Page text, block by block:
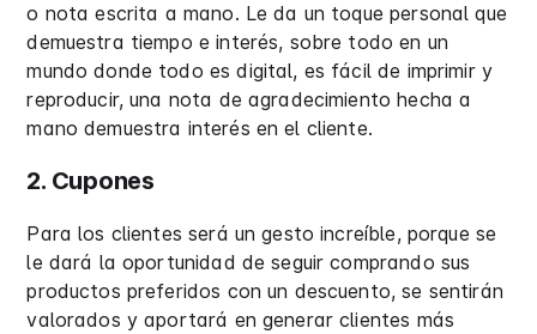
o nota escrita a mano. Le da un toque personal que
demuestra tiempo e interés, sobre todo en un
mundo donde todo es digital, es fácil de imprimir y
reproducir, una nota de agradecimiento hecha a
mano demuestra interés en el cliente.
2. Cupones
Para los clientes será un gesto increíble, porque se
le dará la oportunidad de seguir comprando sus
productos preferidos con un descuento, se sentirán
valorados y aportará en generar clientes más